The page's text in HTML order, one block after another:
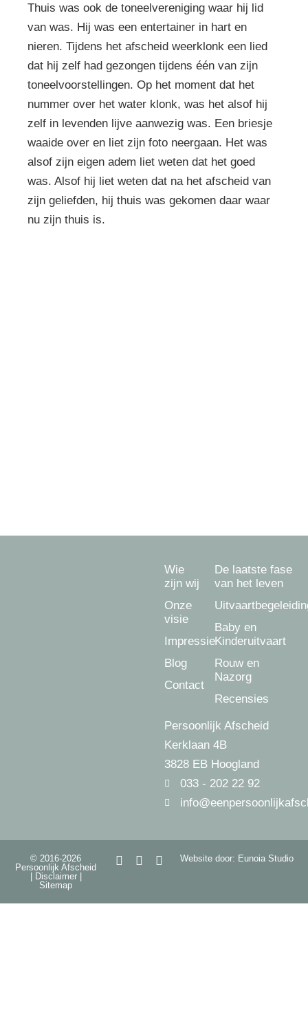
Thuis was ook de toneelvereniging waar hij lid
van was. Hij was een entertainer in hart en
nieren. Tijdens het afscheid weerklonk een lied
dat hij zelf had gezongen tijdens één van zijn
toneelvoorstellingen. Op het moment dat het
nummer over het water klonk, was het alsof hij
zelf in levenden lijve aanwezig was. Een briesje
waaide over en liet zijn foto neergaan. Het was
alsof zijn eigen adem liet weten dat het goed
was. Alsof hij liet weten dat na het afscheid van
zijn geliefden, hij thuis was gekomen daar waar
nu zijn thuis is.
Wie
zijn wij
Onze
visie
Impressie
Blog
Contact
De laatste fase
van het leven
Baby en
Kinderuitvaart
Rouw en
Nazorg
Recensies
Persoonlijk Afscheid
Kerklaan 4B
3828 EB Hoogland
033 - 202 22 92
© 2016-2026
Persoonlijk Afscheid
Disclaimer|
Sitemap
Website door: Eunoia Studio